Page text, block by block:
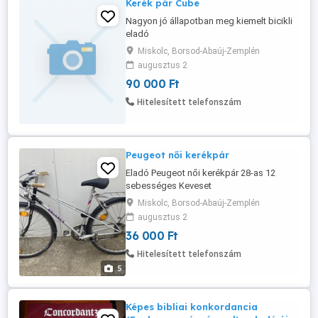
Kerék pár Cube
Nagyon jó állapotban meg kiemelt bicikli
eladó
Miskolc, Borsod-Abaúj-Zemplén
augusztus 2
90 000 Ft
Hitelesített telefonszám
5
Peugeot női kerékpár
Eladó Peugeot női kerékpár 28-as 12
sebességes Keveset
használtuk.Érdeklődni csak telefonon
köszönöm.
Miskolc, Borsod-Abaúj-Zemplén
augusztus 2
36 000 Ft
Hitelesített telefonszám
Képes bibliai konkordancia